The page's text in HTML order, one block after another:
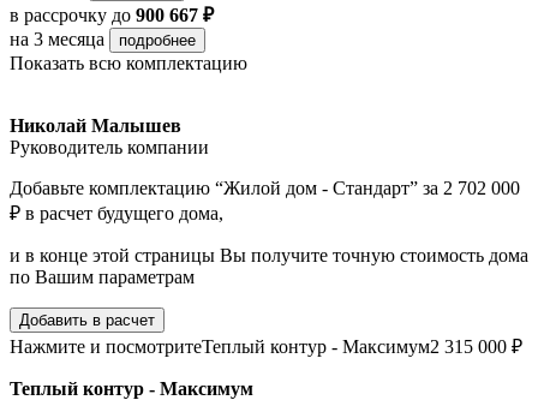
в рассрочку до 900 667 ₽
на 3 месяца
подробнее
Показать всю комплектацию
Николай Малышев
Руководитель компании
Добавьте комплектацию “Жилой дом - Стандарт” за 2 702 000
₽ в расчет будущего дома,
и в конце этой страницы Вы получите точную стоимость дома
по Вашим параметрам
Добавить в расчет
Нажмите и посмотритеТеплый контур - Максимум2 315 000 ₽
Теплый контур - Максимум